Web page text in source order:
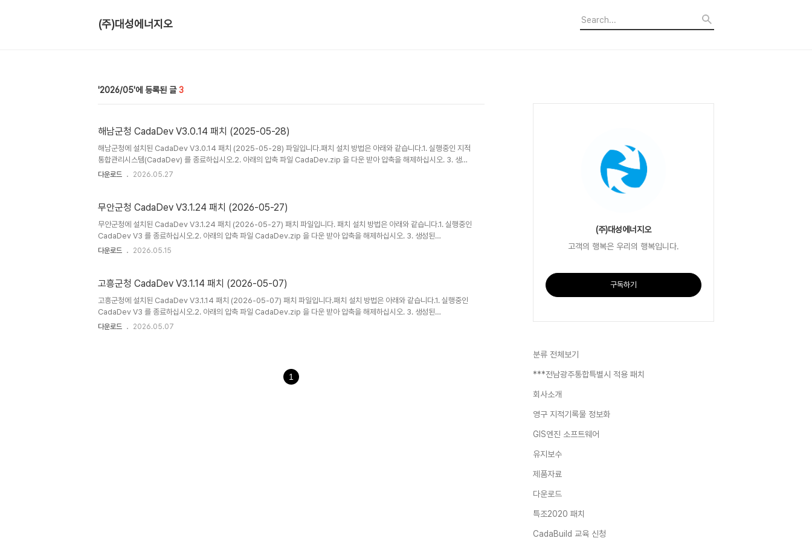
(주)대성에너지오
2026/05 3
해남군청 CadaDev V3.0.14 패치 (2025-05-28)
해남군청에 설치된 CadaDev V3.0.14 패치 (2025-05-28) 파일입니다.패치 설치 방법은 아래와 같습니다.1. 실행중인 지적
통합관리시스템(CadaDev) 를 종료하십시오.2. 아래의 압축 파일 CadaDev.zip 을 다운 받아 압축을 해제하십시오. 3. 생성
된 CadaDev.exe 를 C:\Program Files\CadaDev V3 폴더에 덮어쓰기 하십시오. (윈도우즈10 32비트 환경일 경우
다운로드 2026.05.27
무안군청 CadaDev V3.1.24 패치 (2026-05-27)
무안군청에 설치된 CadaDev V3.1.24 패치 (2026-05-27) 패치 파일입니다. 패치 설치 방법은 아래와 같습니다.1. 실행중인
CadaDev V3 를 종료하십시오.2. 아래의 압축 파일 CadaDev.zip 을 다운 받아 압축을 해제하십시오. 3. 생성된
CadaDev.exe 를 카다데브가 설치된 폴더에 덮어쓰기 하십시오. (C:\Program Files\CadaDev V3 또는 D:\CadaDev
습니다.
다운로드 2026.05.15
고흥군청 CadaDev V3.1.14 패치 (2026-05-07)
고흥군청에 설치된 CadaDev V3.1.14 패치 (2026-05-07) 패치 파일입니다.패치 설치 방법은 아래와 같습니다.1. 실행중인
CadaDev V3 를 종료하십시오.2. 아래의 압축 파일 CadaDev.zip 을 다운 받아 압축을 해제하십시오. 3. 생성된
CadaDev.exe 를 D:\CadaDev V3 폴더에 덮어쓰기 하십시오. (카다데브가 설치된 폴더는 바탕화면의 바로가기 아이콘 속
다운로드 2026.05.07
1
(주)대성에너지오
고객의 행복은 우리의 행복입니다.
구독하기
분류 전체보기
***전남광주통합특별시 적용 패치
회사소개
영구 지적기록물 정보화
GIS엔진 소프트웨어
유지보수
제품자료
다운로드
특조2020 패치
CadaBuild 교육 신청